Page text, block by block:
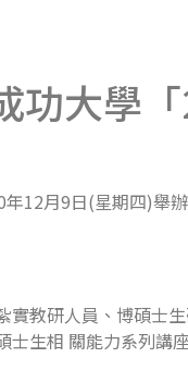
功大學
12月9日(星期四)舉
實教研人員、博碩士
士生相 關能力系列講